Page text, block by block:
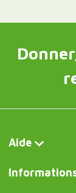
Aide